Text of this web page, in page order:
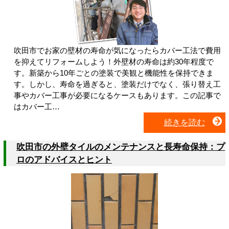
吹田市でお家の壁材の寿命が気になったらカバー工法で費用
を抑えてリフォームしよう！外壁材の寿命は約30年程度で
す。新築から10年ごとの塗装で美観と機能性を保持できま
す。しかし、寿命を過ぎると、塗装だけでなく、張り替え工
事やカバー工事が必要になるケースもあります。この記事で
はカバー工…
続きを読む
吹田市の外壁タイルのメンテナンスと長寿命保持：プ
ロのアドバイスとヒント